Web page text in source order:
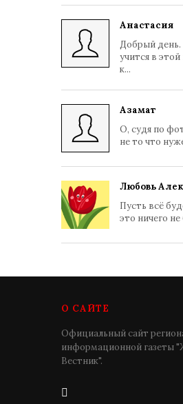
Анастасия
Добрый
учится в
к...
Азамат
О, судя по
не то что
Любовь
Пусть всё
это ничего не
О САЙТЕ
Официальный сайт
информационной газеты
Вестник".